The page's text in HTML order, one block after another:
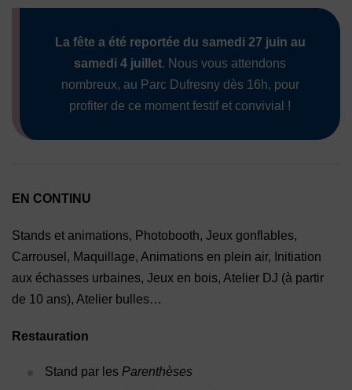
La fête a été reportée du samedi 27 juin au
samedi 4 juillet. Nous vous attendons
nombreux, au Parc Dufresny dès 16h, pour
profiter de ce moment festif et convivial !
EN CONTINU
Stands et animations, Photobooth, Jeux gonflables,
Carrousel, Maquillage, Animations en plein air, Initiation
aux échasses urbaines, Jeux en bois, Atelier DJ (à partir
de 10 ans), Atelier bulles…
Restauration
Stand par les Parenthèses